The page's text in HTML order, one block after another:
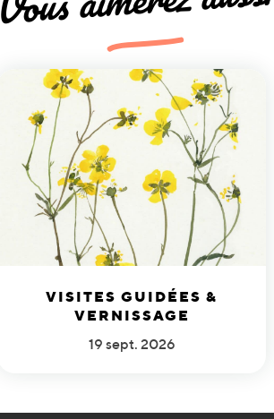
VISITES GUIDÉES &
VERNISSAGE
19 sept. 2026